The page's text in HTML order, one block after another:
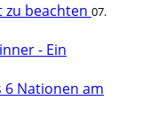
zu beachten 07.
- Ein
Nationen am